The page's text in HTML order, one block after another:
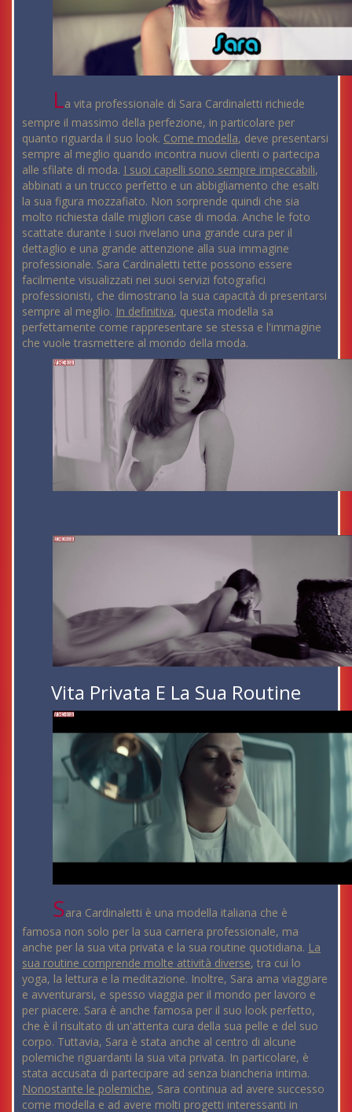
La vita professionale di Sara Cardinaletti richiede
sempre il massimo della perfezione, in particolare per
quanto riguarda il suo look. Come modella, deve presentarsi
sempre al meglio quando incontra nuovi clienti o partecipa
alle sfilate di moda. I suoi capelli sono sempre impeccabili,
abbinati a un trucco perfetto e un abbigliamento che esalti
la sua figura mozzafiato. Non sorprende quindi che sia
molto richiesta dalle migliori case di moda. Anche le foto
scattate durante i suoi rivelano una grande cura per il
dettaglio e una grande attenzione alla sua immagine
professionale. Sara Cardinaletti tette possono essere
facilmente visualizzati nei suoi servizi fotografici
professionisti, che dimostrano la sua capacità di presentarsi
sempre al meglio. In definitiva, questa modella sa
perfettamente come rappresentare se stessa e l'immagine
che vuole trasmettere al mondo della moda.
Vita Privata E La Sua Routine
Sara Cardinaletti è una modella italiana che è
famosa non solo per la sua carriera professionale, ma
anche per la sua vita privata e la sua routine quotidiana. La
sua routine comprende molte attività diverse, tra cui lo
yoga, la lettura e la meditazione. Inoltre, Sara ama viaggiare
e avventurarsi, e spesso viaggia per il mondo per lavoro e
per piacere. Sara è anche famosa per il suo look perfetto,
che è il risultato di un'attenta cura della sua pelle e del suo
corpo. Tuttavia, Sara è stata anche al centro di alcune
polemiche riguardanti la sua vita privata. In particolare, è
stata accusata di partecipare ad senza biancheria intima.
Nonostante le polemiche, Sara continua ad avere successo
come modella e ad avere molti progetti interessanti in